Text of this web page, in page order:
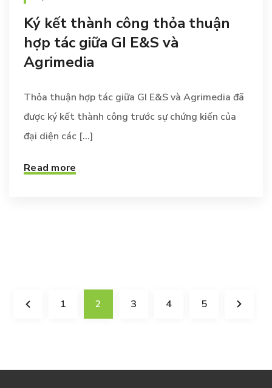
Ký kết thành công thỏa thuận
hợp tác giữa GI E&S và
Agrimedia
Thỏa thuận hợp tác giữa GI E&S và Agrimedia đã
được ký kết thành công trước sự chứng kiến của
đại diện các [...]
Read more
1 2 3 4 5